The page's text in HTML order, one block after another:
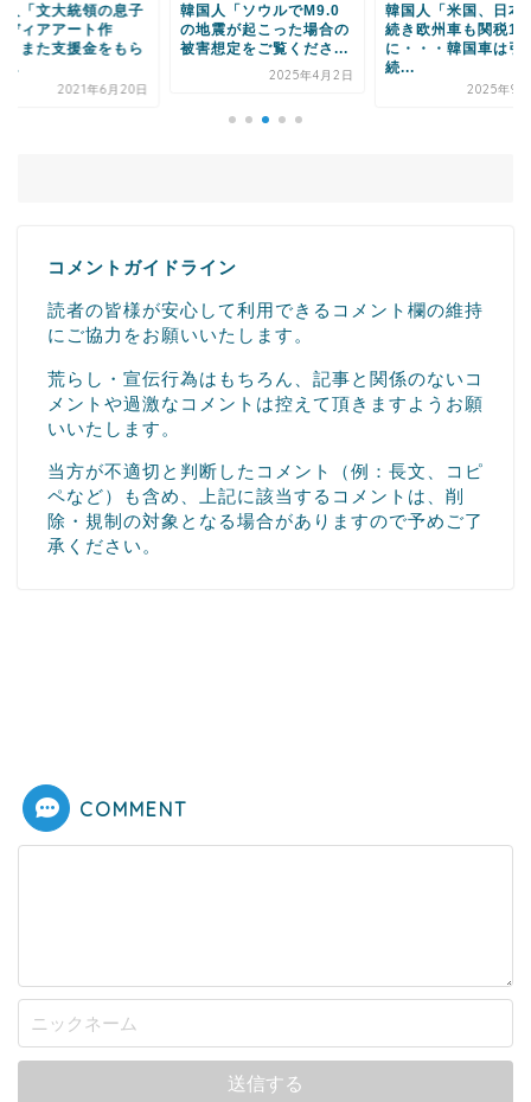
人「ソウルでM9.0
震が起こった場合の
想定をご覧くださ...
韓国人「米国、日本車に
続き欧州車も関税15％
に・・・韓国車は引き
韓国人「韓国人が日
より力が弱い理由っ
なんだ？」
コメントガイドライン
読者の皆様が安心して利用できるコメント欄の維持
にご協力をお願いいたします。
荒らし・宣伝行為はもちろん、記事と関係のないコ
メントや過激なコメントは控えて頂きますようお願
いいたします。
当方が不適切と判断したコメント（例：長文、コピ
ペなど）も含め、上記に該当するコメントは、削
除・規制の対象となる場合がありますので予めご了
承ください。
COMMENT